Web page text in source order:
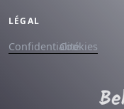
LÉGAL
ConfidentialitéCookies